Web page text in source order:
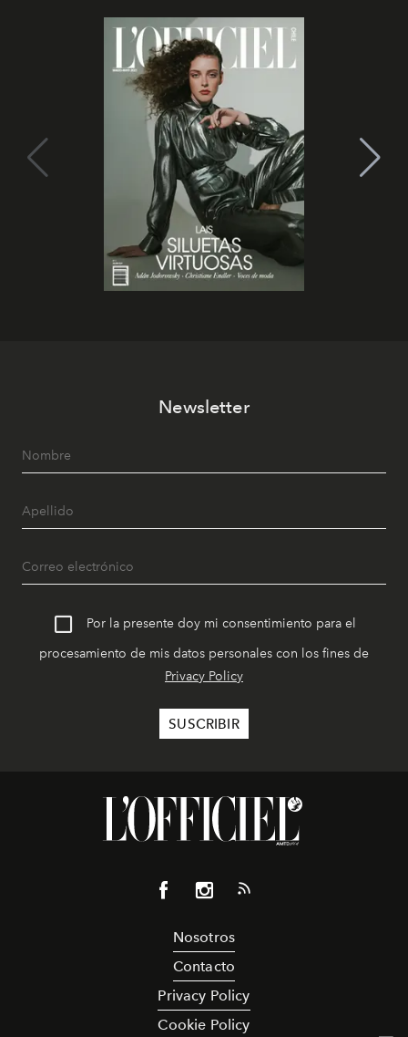
Newsletter
Por la presente doy mi consentimiento para el
procesamiento de mis datos personales con los fines de
Privacy Policy
Nosotros
Contacto
Privacy Policy
Cookie Policy